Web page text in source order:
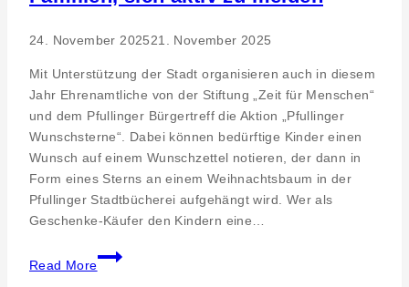
24. November 202521. November 2025
Mit Unterstützung der Stadt organisieren auch in diesem
Jahr Ehrenamtliche von der Stiftung „Zeit für Menschen“
und dem Pfullinger Bürgertreff die Aktion „Pfullinger
Wunschsterne“. Dabei können bedürftige Kinder einen
Wunsch auf einem Wunschzettel notieren, der dann in
Form eines Sterns an einem Weihnachtsbaum in der
Pfullinger Stadtbücherei aufgehängt wird. Wer als
Geschenke-Käufer den Kindern eine…
Read More
3.
Wunschsterne-